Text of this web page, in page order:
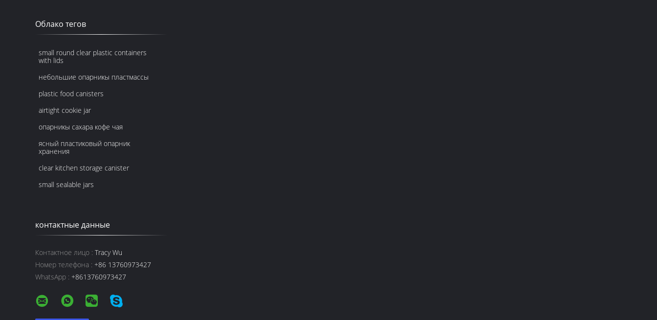
Облако тегов
small round clear plastic containers
with lids
небольшие опарникы пластмассы
plastic food canisters
airtight cookie jar
опарникы сахара кофе чая
ясный пластиковый опарник
хранения
clear kitchen storage canister
small sealable jars
контактные данные
Контактное лицо : Tracy Wu
Номер телефона : +86 13760973427
WhatsApp : +8613760973427